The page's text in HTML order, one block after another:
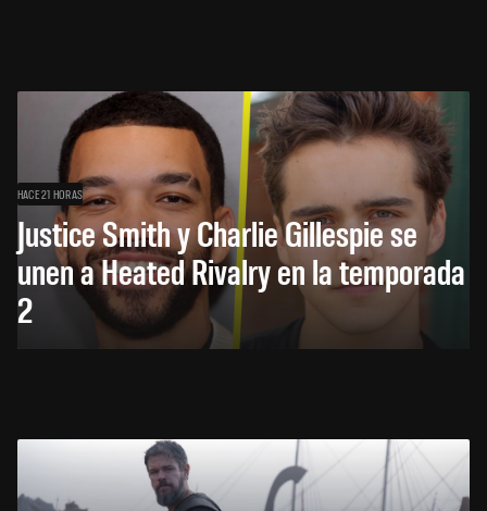
HACE 21 HORAS
Justice Smith y Charlie Gillespie se
unen a Heated Rivalry en la temporada
2